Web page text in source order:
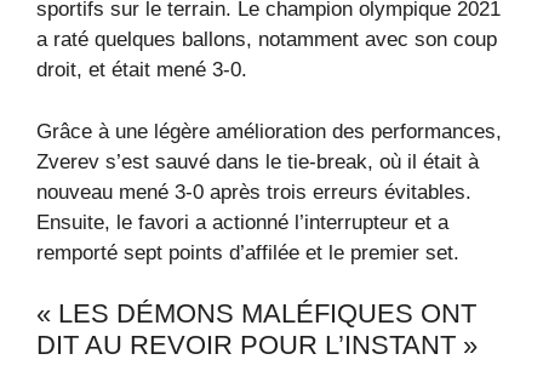
sportifs sur le terrain. Le champion olympique 2021
a raté quelques ballons, notamment avec son coup
droit, et était mené 3-0.
Grâce à une légère amélioration des performances,
Zverev s’est sauvé dans le tie-break, où il était à
nouveau mené 3-0 après trois erreurs évitables.
Ensuite, le favori a actionné l’interrupteur et a
remporté sept points d’affilée et le premier set.
« LES DÉMONS MALÉFIQUES ONT
DIT AU REVOIR POUR L’INSTANT »